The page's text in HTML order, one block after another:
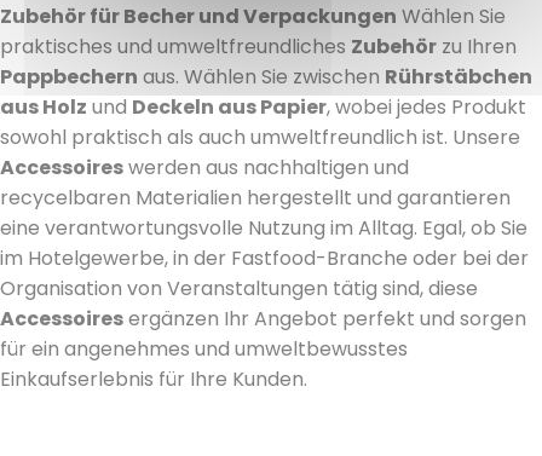
Zubehör für Becher und Verpackungen Wählen Sie
praktisches und umweltfreundliches Zubehör zu Ihren
Pappbechern aus. Wählen Sie zwischen Rührstäbchen
aus Holz und Deckeln aus Papier, wobei jedes Produkt
sowohl praktisch als auch umweltfreundlich ist. Unsere
Accessoireswerden aus nachhaltigen und
recycelbaren Materialien hergestellt und garantieren
eine verantwortungsvolle Nutzung im Alltag. Egal, ob Sie
im Hotelgewerbe, in der Fastfood-Branche oder bei der
Organisation von Veranstaltungen tätig sind, diese
Accessoiresergänzen Ihr Angebot perfekt und sorgen
für ein angenehmes und umweltbewusstes
Einkaufserlebnis für Ihre Kunden.